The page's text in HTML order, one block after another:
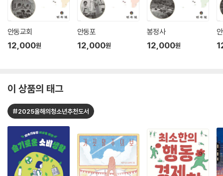
안동교회
12,000원
안동포
12,000원
봉정사
12,000원
이 상품의 태그
#2025올해의청소년추천도서